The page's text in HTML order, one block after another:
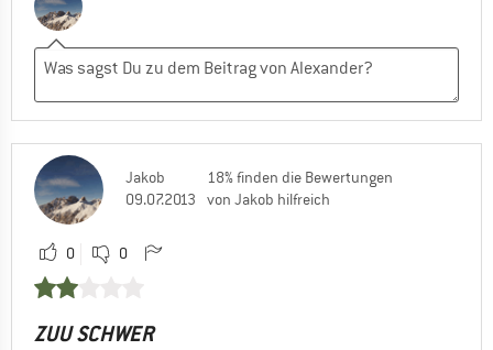
Jakob
09.07.2013
18% finden die Bewertungen
von Jakob hilfreich
0 0
ZUU SCHWER